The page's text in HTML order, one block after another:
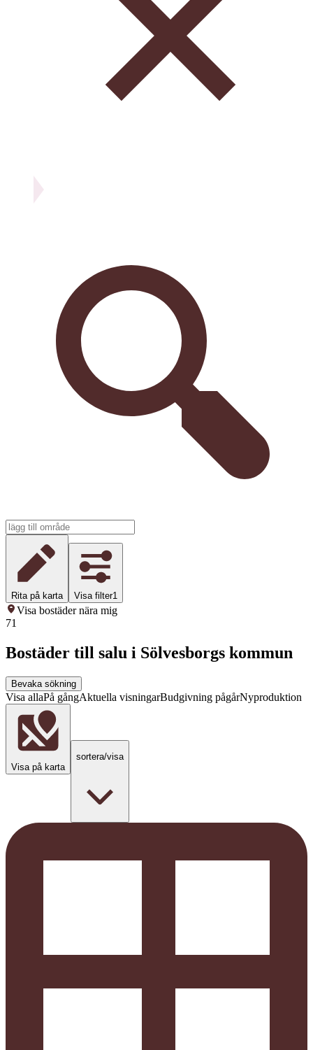
Rita på karta Visa filter1
Visa bostäder nära mig
71
Bostäder till salu i Sölvesborgs kommun
Bevaka sökning
Visa allaPå gångAktuella visningarBudgivning pågårNyproduktion
Visa på karta
sortera/visa